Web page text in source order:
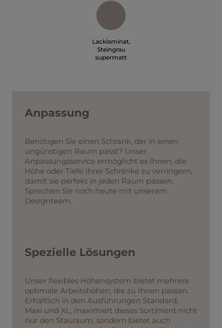
Lacklaminat,
Steingrau
supermatt
Anpassung
Benötigen Sie einen Schrank, der in einen
ungünstigen Raum passt? Unser
Anpassungsservice ermöglicht es Ihnen, die
Höhe oder Tiefe Ihrer Schränke zu verringern,
damit sie perfekt in jeden Raum passen.
Sprechen Sie noch heute mit unserem
Designteam.
Spezielle Lösungen
Unser flexibles Höhensystem bietet mehrere
optimale Arbeitshöhen, die zu Ihnen passen.
Erhältlich in den Ausführungen Standard,
Maxi und XL, maximiert dieses Sortiment nicht
nur den Stauraum, sondern bietet auch